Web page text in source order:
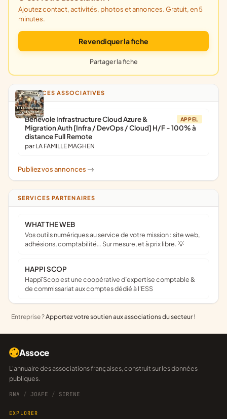
Ajoutez contact, activités, photos et annonces. Gratuit, en 5
minutes.
Revendiquer la fiche
Partager la fiche
ANNONCES ASSOCIATIVES
APPEL
Bénévole Infrastructure Cloud Azure &
Migration Auth [Infra / DevOps / Cloud] H/F - 100% à
distance Full Remote
par LA FAMILLE MAGHEN
Publiez vos annonces ->
SERVICES PARTENAIRES
WHAT THE WEB
Vos outils numériques au service de votre mission : site web,
adhésions, comptabilité… Sur mesure, et à prix libre. 💡
HAPPI SCOP
Happï Scop est une coopérative d’expertise comptable &
de commissariat aux comptes dédié à l'ESS
Entreprise ?Apportez votre soutien aux associations du secteur !
Assoce
L'annuaire des associations françaises, construit sur les données
publiques.
RNA / JOAFE / SIRENE
EXPLORER